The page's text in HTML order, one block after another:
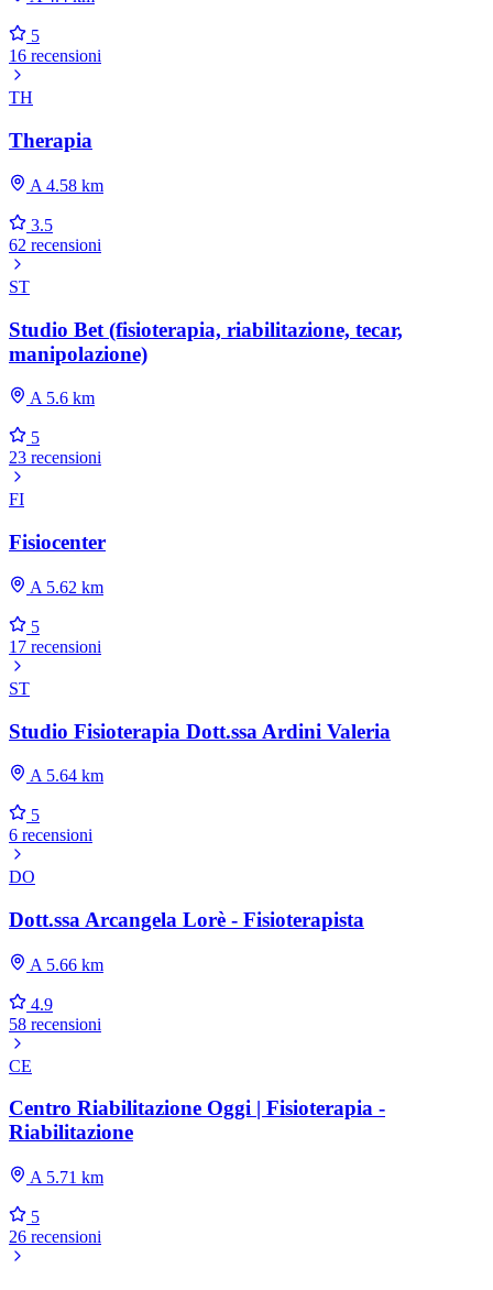
5
16 recensioni
TH
Therapia
A 4.58 km
3.5
62 recensioni
ST
Studio Bet (fisioterapia, riabilitazione, tecar,
manipolazione)
A 5.6 km
5
23 recensioni
FI
Fisiocenter
A 5.62 km
5
17 recensioni
ST
Studio Fisioterapia Dott.ssa Ardini Valeria
A 5.64 km
5
6 recensioni
DO
Dott.ssa Arcangela Lorè - Fisioterapista
A 5.66 km
4.9
58 recensioni
CE
Centro Riabilitazione Oggi | Fisioterapia -
Riabilitazione
A 5.71 km
5
26 recensioni